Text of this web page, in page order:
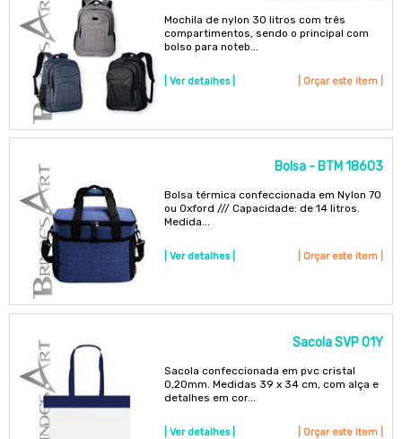
Mochila de nylon 30 litros com três
compartimentos, sendo o principal com
bolso para noteb...
| Ver detalhes | | Orçar este item |
Bolsa - BTM 18603
Bolsa térmica confeccionada em Nylon 70
ou Oxford /// Capacidade: de 14 litros.
Medida...
| Ver detalhes | | Orçar este item |
Sacola SVP 01Y
Sacola confeccionada em pvc cristal
0,20mm. Medidas 39 x 34 cm, com alça e
detalhes em cor...
| Ver detalhes | | Orçar este item |